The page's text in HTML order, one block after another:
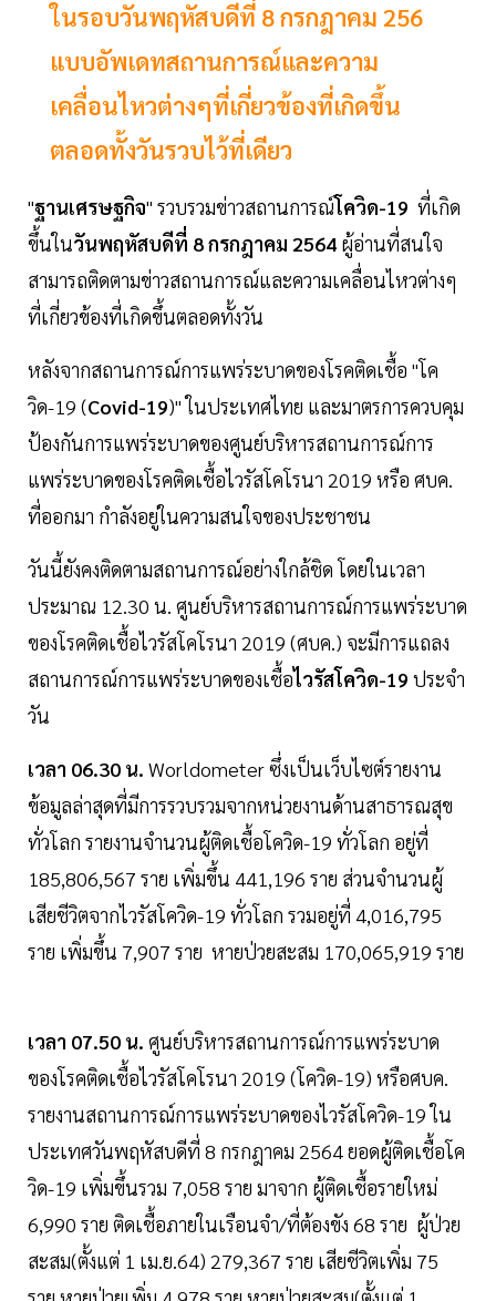
ในรอบวันพฤหัสบดีที่ 8 กรกฎาคม 256
แบบอัพเดทสถานการณ์และความ
เคลื่อนไหวต่างๆที่เกี่ยวข้องที่เกิดขึ้น
ตลอดทั้งวันรวบไว้ที่เดียว
"ฐานเศรษฐกิจ" รวบรวมข่าวสถานการณ์โควิด-19 ที่เกิด
ขึ้นในวันพฤหัสบดีที่ 8 กรกฎาคม 2564 ผู้อ่านที่สนใจ
สามารถติดตามข่าวสถานการณ์และความเคลื่อนไหวต่างๆ
ที่เกี่ยวข้องที่เกิดขึ้นตลอดทั้งวัน
หลังจากสถานการณ์การแพร่ระบาดของโรคติดเชื้อ "โค
วิด-19 (Covid-19)" ในประเทศไทย และมาตรการควบคุม
ป้องกันการแพร่ระบาดของศูนย์บริหารสถานการณ์การ
แพร่ระบาดของโรคติดเชื้อไวรัสโคโรนา 2019 หรือ ศบค.
ที่ออกมา กำลังอยู่ในความสนใจของประชาชน
วันนี้ยังคงติดตามสถานการณ์อย่างใกล้ชิด โดยในเวลา
ประมาณ 12.30 น. ศูนย์บริหารสถานการณ์การแพร่ระบาด
ของโรคติดเชื้อไวรัสโคโรนา 2019 (ศบค.) จะมีการแถลง
สถานการณ์การแพร่ระบาดของเชื้อไวรัสโควิด-19 ประจำ
วัน
เวลา 06.30 น. Worldometer ซึ่งเป็นเว็บไซต์รายงาน
ข้อมูลล่าสุดที่มีการรวบรวมจากหน่วยงานด้านสาธารณสุข
ทั่วโลก รายงานจำนวนผู้ติดเชื้อโควิด-19 ทั่วโลก อยู่ที่
185,806,567 ราย เพิ่มขึ้น 441,196 ราย ส่วนจำนวนผู้
เสียชีวิตจากไวรัสโควิด-19 ทั่วโลก รวมอยู่ที่ 4,016,795
ราย เพิ่มขึ้น 7,907 ราย หายป่วยสะสม 170,065,919 ราย
เวลา 07.50 น. ศูนย์บริหารสถานการณ์การแพร่ระบาด
ของโรคติดเชื้อไวรัสโคโรนา 2019 (โควิด-19) หรือศบค.
รายงานสถานการณ์การแพร่ระบาดของไวรัสโควิด-19 ใน
ประเทศวันพฤหัสบดีที่ 8 กรกฎาคม 2564 ยอดผู้ติดเชื้อโค
วิด-19 เพิ่มขึ้นรวม 7,058 ราย มาจาก ผู้ติดเชื้อรายใหม่
6,990 ราย ติดเชื้อภายในเรือนจำ/ที่ต้องขัง 68 ราย ผู้ป่วย
สะสม(ตั้งแต่ 1 เม.ย.64) 279,367 ราย เสียชีวิตเพิ่ม 75